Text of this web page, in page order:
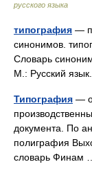
русского языка
типография —
синонимов.
Словарь
М.: Русский
Типография —
документа. По
полиграфия
словарь Финам